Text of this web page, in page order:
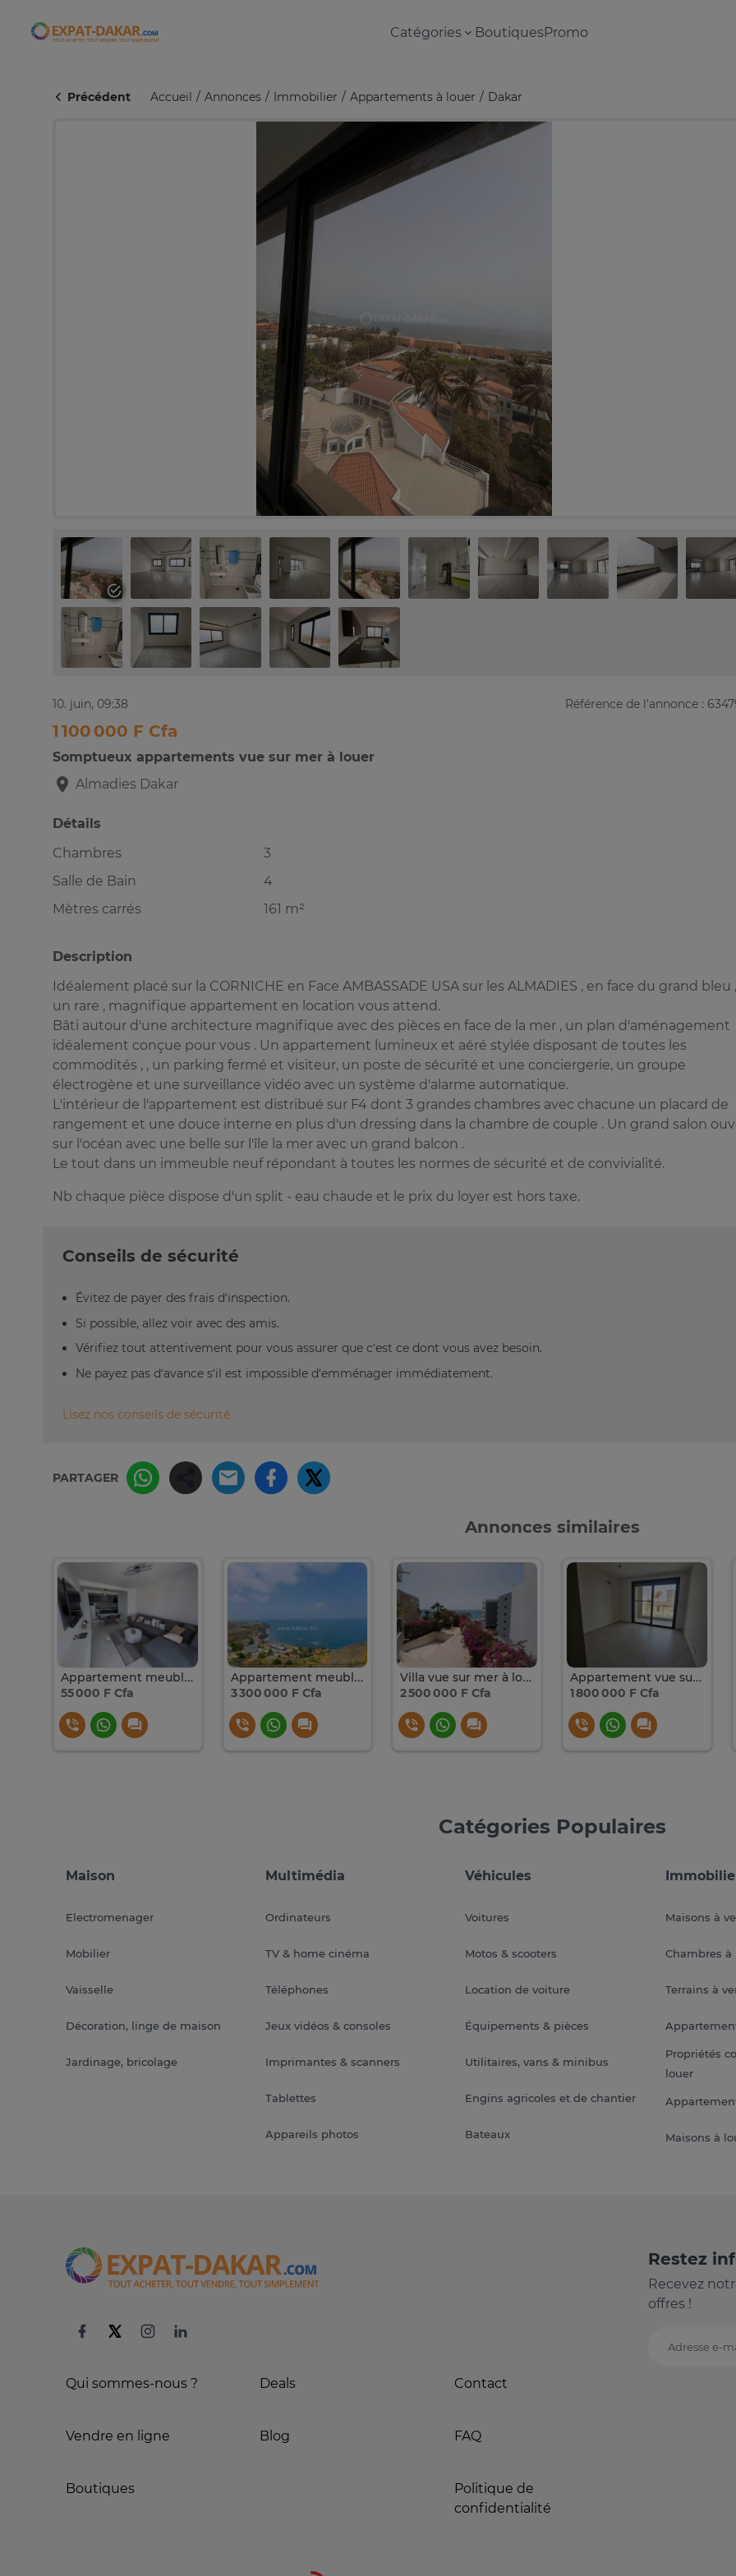
Expat-Dakar Catégories BoutiquesPromo
Précédent Accueil Annonces Immobilier Appartements à louer Dakar
10. juin, 09:38 Référence de l'annonce :
1 100 000 F Cfa
Somptueux appartements vue sur mer à louer
Almadies Dakar
Détails
Chambres
3
Salle de Bain
4
Mètres carrés
161 m²
Description
Idéalement placé sur la CORNICHE en Face AMBASSADE USA sur les ALMADIES , en face du grand bleu ,
un rare , magnifique appartement en location vous attend.
Bâti autour d'une architecture magnifique avec des pièces en face de la mer , un plan d'aménagement
idéalement conçue pour vous . Un appartement lumineux et aéré stylée disposant de toutes les
commodités , , un parking fermé et visiteur, un poste de sécurité et une conciergerie, un groupe
électrogène et une surveillance vidéo avec un système d'alarme automatique.
L'intérieur de l'appartement est distribué sur F4 dont 3 grandes chambres avec chacune un placard de
rangement et une douce interne en plus d'un dressing dans la chambre de couple . Un grand salon
sur l'océan avec une belle sur l'île la mer avec un grand balcon .
Le tout dans un immeuble neuf répondant à toutes les normes de sécurité et de convivialité.
Nb chaque pièce dispose d'un split - eau chaude et le prix du loyer est hors taxe.
Conseils de sécurité
Évitez de payer des frais d’inspection.
Si possible, allez voir avec des amis.
Vérifiez tout attentivement pour vous assurer que c’est ce dont vous avez besoin.
Ne payez pas d’avance s’il est impossible d’emménager immédiatement.
Lisez nos conseils de sécurité
PARTAGER
Annonces similaires
Appartement meublé vue sur mer à louer
55 000 F Cfa
Appartement meublé vue sur mer à louer aux Mamelles
3 300 000 F Cfa
Villa vue sur mer à louer aux Mamelles
2 500 000 F Cfa
Appartement vue sur Mer à Louer au plateau
1 800 000 F Cfa
Catégories Populaires
Maison
Electromenager
Mobilier
Vaisselle
Décoration, linge de maison
Jardinage, bricolage
Multimédia
Ordinateurs
TV & home cinéma
Téléphones
Jeux vidéos & consoles
Imprimantes & scanners
Tablettes
Appareils photos
Véhicules
Voitures
Motos & scooters
Location de voiture
Équipements & pièces
Utilitaires, vans & minibus
Engins agricoles et de chantier
Bateaux
Maisons à
Chambres à
Terrains à
Propriétés
louer
Maisons à
Qui sommes-nous ?
Vendre en ligne
Boutiques
Deals
Blog
Contact
FAQ
Politique de
confidentialité
Restez
Recevez
offres !
Adresse e-